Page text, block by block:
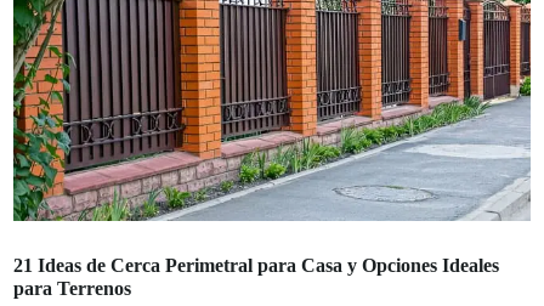
21 Ideas de Cerca Perimetral para Casa y Opciones Ideales
para Terrenos